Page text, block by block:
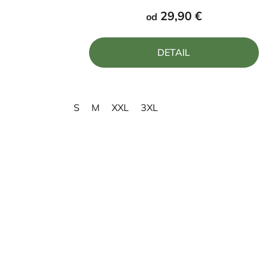
produktu
je
4,0
z
od 29,90 €
DETAIL
S M XXL 3XL